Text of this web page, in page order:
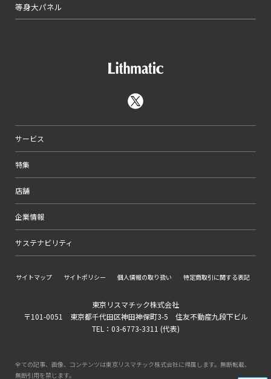
等身大パネル
サービス
特集
店舗
企業情報
サステナビリティ
サイトマップ サイトポリシー 個人情報の取り扱い 特定商取引に関する表記
東京リスマチック株式会社
〒101-0051 東京都千代田区神田神保町3-5 住友不動産九段下ビル
TEL：03-6773-3311 (代表)
全ての記事、画像、コンテンツは東京リスマチック株式会社に帰属します。無断転載、
無断引用を禁じます。